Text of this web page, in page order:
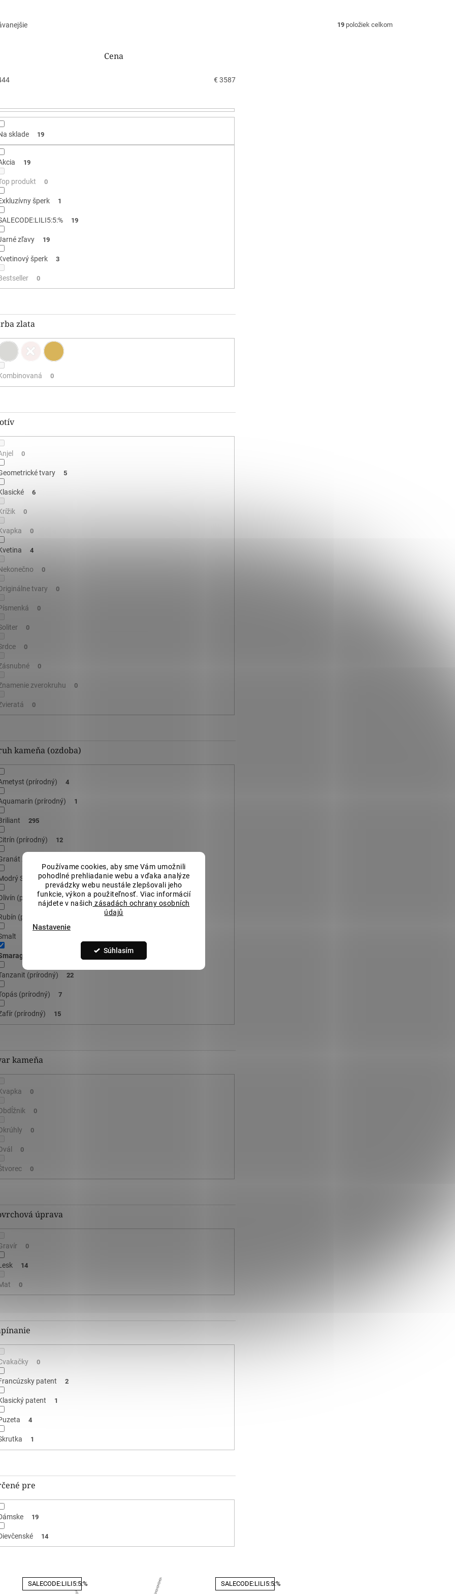
Používame cookies, aby sme Vám umožnili
pohodlné prehliadanie webu a vďaka analýze
prevádzky webu neustále zlepšovali jeho
funkcie, výkon a použiteľnosť. Viac informácií
nájdete v našich zásadách ochrany osobních
údajů
Nastavenie
Súhlasím
19 položiek celkom
Cena
€ 3587
sklade 19
19
produkt 0
šperk 1
19
zľavy 19
šperk 3
0
zlata
0
0
tvary 5
6
0
0
4
0
tvary 0
0
0
0
0
zverokruhu 0
0
kameňa (ozdoba)
(prírodný) 4
(prírodný) 1
295
(prírodný) 12
zelený (prírodný)
Sardonyx 3
(prírodný) 1
(prírodný)
(prírodný)
(prírodný) 22
(prírodný) 7
(prírodný) 15
kameňa
0
0
0
0
0
úprava
0
14
0
0
patent 2
patent 1
4
1
pre
19
14
SALECODE:LILI5:5:% SALECODE:LILI5:5:%